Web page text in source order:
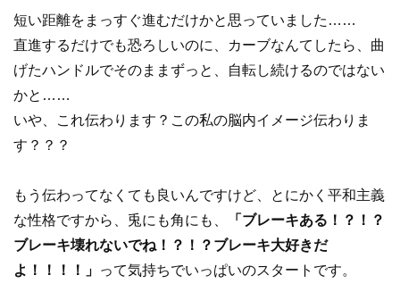
短い距離をまっすぐ進むだけかと思っていました……
直進するだけでも恐ろしいのに、カーブなんてしたら、曲
げたハンドルでそのままずっと、自転し続けるのではない
かと……
いや、これ伝わります？この私の脳内イメージ伝わりま
す？？？
もう伝わってなくても良いんですけど、とにかく平和主義
な性格ですから、兎にも角にも、
「ブレーキある！？！？
ブレーキ壊れないでね！？！？ブレーキ大好きだ
よ！！！！」 って気持ちでいっぱいのスタートです。